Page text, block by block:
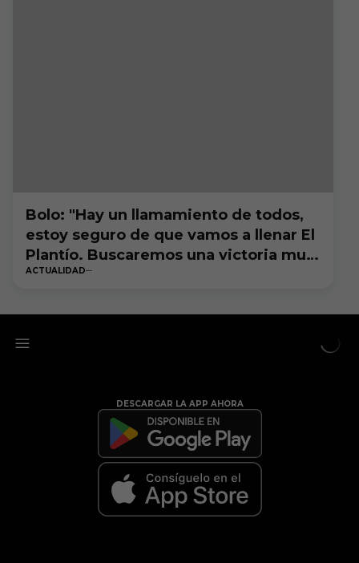
Bolo: "Hay un llamamiento de todos,
estoy seguro de que vamos a llenar El
Plantío. Buscaremos una victoria muy
importante"
ACTUALIDAD
DESCARGAR LA APP AHORA